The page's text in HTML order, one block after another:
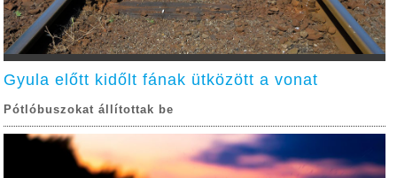
Gyula előtt kidőlt fának ütközött a vonat
Pótlóbuszokat állítottak be